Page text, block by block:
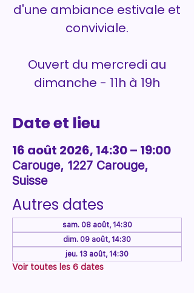
d'une ambiance estivale et
conviviale.
Ouvert du mercredi au
dimanche - 11h à 19h
Date et lieu
16 août 2026, 14:30 – 19:00
Carouge, 1227 Carouge,
Suisse
Autres dates
sam. 08 août, 14:30
dim. 09 août, 14:30
jeu. 13 août, 14:30
Voir toutes les 6 dates